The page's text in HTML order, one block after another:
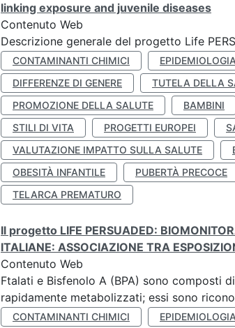
linking exposure and juvenile diseases
Contenuto Web
Descrizione generale del progetto Life
CONTAMINANTI CHIMICI EPIDEMIOLOGIA
DIFFERENZE DI GENERE
TUTELA DELLA
PROMOZIONE DELLA SALUTE
BAMBINI
STILI DI VITA
PROGETTI EUROPEI
VALUTAZIONE IMPATTO SULLA SALUTE
OBESITÀ INFANTILE
PUBERTÀ PRECOCE
TELARCA PREMATURO
Il progetto LIFE PERSUADED:
ITALIANE: ASSOCIAZIONE TRA
Contenuto Web
Ftalati e Bisfenolo A (BPA) sono composti
rapidamente metabolizzati; essi sono
CONTAMINANTI CHIMICI EPIDEMIOLOGIA